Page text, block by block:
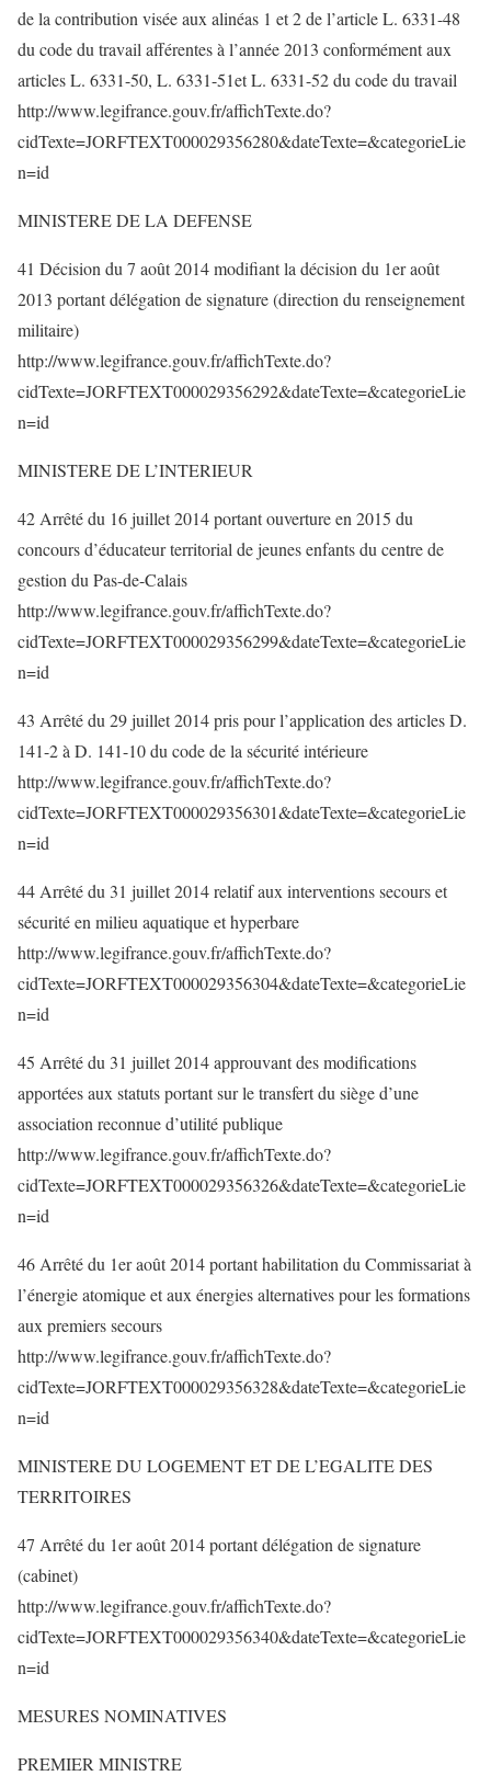
de la contribution visée aux alinéas 1 et 2 de l’article L. 6331-48
du code du travail afférentes à l’année 2013 conformément aux
articles L. 6331-50, L. 6331-51et L. 6331-52 du code du travail
http://www.legifrance.gouv.fr/affichTexte.do?
cidTexte=JORFTEXT000029356280&dateTexte=&categorieLie
n=id
MINISTERE DE LA DEFENSE
41 Décision du 7 août 2014 modifiant la décision du 1er août
2013 portant délégation de signature (direction du renseignement
militaire)
http://www.legifrance.gouv.fr/affichTexte.do?
cidTexte=JORFTEXT000029356292&dateTexte=&categorieLie
n=id
MINISTERE DE L’INTERIEUR
42 Arrêté du 16 juillet 2014 portant ouverture en 2015 du
concours d’éducateur territorial de jeunes enfants du centre de
gestion du Pas-de-Calais
http://www.legifrance.gouv.fr/affichTexte.do?
cidTexte=JORFTEXT000029356299&dateTexte=&categorieLie
n=id
43 Arrêté du 29 juillet 2014 pris pour l’application des articles D.
141-2 à D. 141-10 du code de la sécurité intérieure
http://www.legifrance.gouv.fr/affichTexte.do?
cidTexte=JORFTEXT000029356301&dateTexte=&categorieLie
n=id
44 Arrêté du 31 juillet 2014 relatif aux interventions secours et
sécurité en milieu aquatique et hyperbare
http://www.legifrance.gouv.fr/affichTexte.do?
cidTexte=JORFTEXT000029356304&dateTexte=&categorieLie
n=id
45 Arrêté du 31 juillet 2014 approuvant des modifications
apportées aux statuts portant sur le transfert du siège d’une
association reconnue d’utilité publique
http://www.legifrance.gouv.fr/affichTexte.do?
cidTexte=JORFTEXT000029356326&dateTexte=&categorieLie
n=id
46 Arrêté du 1er août 2014 portant habilitation du Commissariat à
l’énergie atomique et aux énergies alternatives pour les formations
aux premiers secours
http://www.legifrance.gouv.fr/affichTexte.do?
cidTexte=JORFTEXT000029356328&dateTexte=&categorieLie
n=id
MINISTERE DU LOGEMENT ET DE L’EGALITE DES
TERRITOIRES
47 Arrêté du 1er août 2014 portant délégation de signature
(cabinet)
http://www.legifrance.gouv.fr/affichTexte.do?
cidTexte=JORFTEXT000029356340&dateTexte=&categorieLie
n=id
MESURES NOMINATIVES
PREMIER MINISTRE